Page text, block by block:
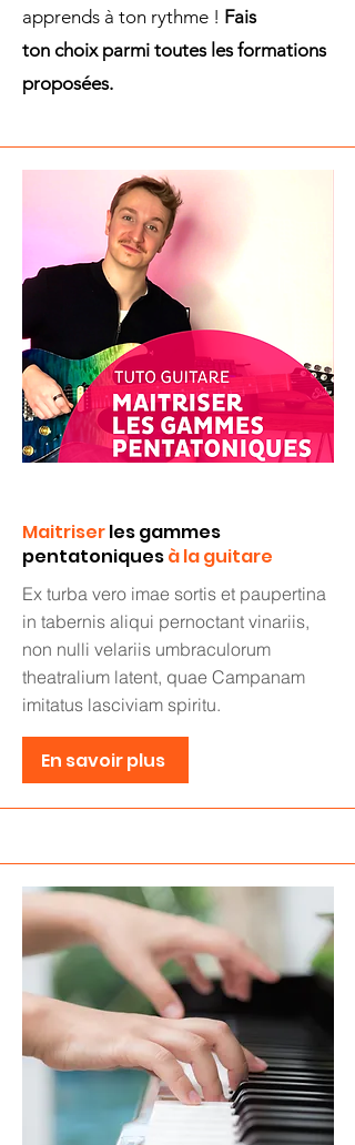
apprends à ton rythme ! Fais
ton choix parmi toutes les formations
proposées.
Maitriserles gammes
pentatoniquesà la guitare
Ex turba vero imae sortis et paupertina
in tabernis aliqui pernoctant vinariis,
non nulli velariis umbraculorum
theatralium latent, quae Campanam
imitatus lasciviam spiritu.
En savoir plus